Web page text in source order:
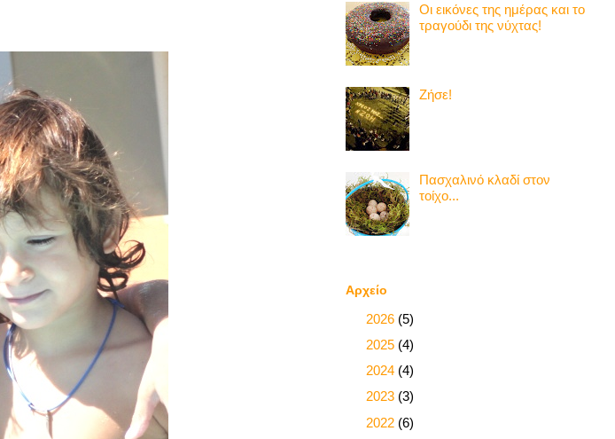
Οι εικόνες της ημέρας και το
τραγούδι της νύχτας!
Ζήσε!
Πασχαλινό κλαδί στον
τοίχο...
Αρχείο
2026 (5)
2025 (4)
2024 (4)
2023 (3)
2022 (6)